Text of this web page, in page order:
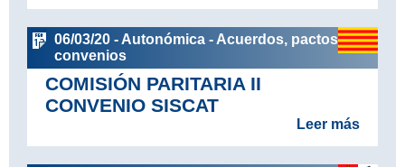
06/03/20 - Autonómica - Acuerdos, pactos y
convenios
COMISIÓN PARITARIA II
CONVENIO SISCAT
Leer más